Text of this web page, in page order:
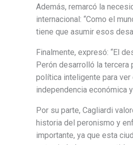
Además, remarcó la
internacional: “Como el
tiene que asumir esos
Finalmente, expresó: “El
Perón desarrolló la tercera
política inteligente para
independencia económica
Por su parte, Cagliardi
historia del peronismo y
importante, ya que esta